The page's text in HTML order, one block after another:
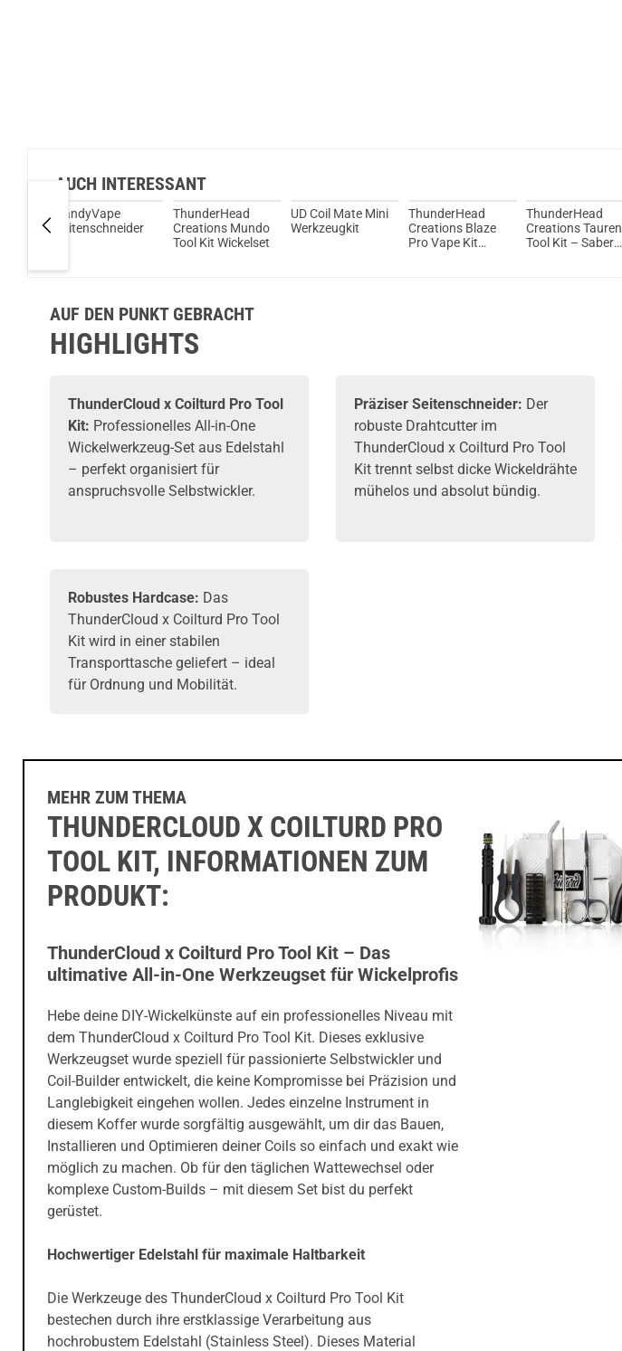
AUCH INTERESSANT
VandyVape
Seitenschneider
ThunderHead
Creations Mundo
Tool Kit Wickelset
UD Coil Mate Mini
Werkzeugkit
ThunderHead
Creations Blaze
Pro Vape Kit
ThunderHead
Creations Tauren
Tool Kit – Saber
AUF DEN PUNKT GEBRACHT
HIGHLIGHTS
ThunderCloud x Coilturd Pro Tool
Kit: Professionelles All-in-One
Wickelwerkzeug-Set aus Edelstahl
– perfekt organisiert für
anspruchsvolle Selbstwickler.
Präziser Seitenschneider: Der
robuste Drahtcutter im
ThunderCloud x Coilturd Pro Tool
Kit trennt selbst dicke Wickeldrähte
mühelos und absolut bündig.
Robustes Hardcase: Das
ThunderCloud x Coilturd Pro Tool
Kit wird in einer stabilen
Transporttasche geliefert – ideal
für Ordnung und Mobilität.
MEHR ZUM THEMA
THUNDERCLOUD X COILTURD PRO
TOOL KIT, INFORMATIONEN ZUM
PRODUKT:
ThunderCloud x Coilturd Pro Tool Kit – Das
ultimative All-in-One Werkzeugset für Wickelprofis
Hebe deine DIY-Wickelkünste auf ein professionelles Niveau mit
dem ThunderCloud x Coilturd Pro Tool Kit. Dieses exklusive
Werkzeugset wurde speziell für passionierte Selbstwickler und
Coil-Builder entwickelt, die keine Kompromisse bei Präzision und
Langlebigkeit eingehen wollen. Jedes einzelne Instrument in
diesem Koffer wurde sorgfältig ausgewählt, um dir das Bauen,
Installieren und Optimieren deiner Coils so einfach und exakt wie
möglich zu machen. Ob für den täglichen Wattewechsel oder
komplexe Custom-Builds – mit diesem Set bist du perfekt
gerüstet.
Hochwertiger Edelstahl für maximale Haltbarkeit
Die Werkzeuge des ThunderCloud x Coilturd Pro Tool Kit
bestechen durch ihre erstklassige Verarbeitung aus
hochrobustem Edelstahl (Stainless Steel). Dieses Material